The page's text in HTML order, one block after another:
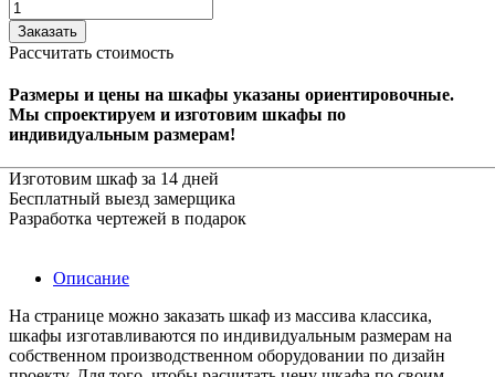
Заказать
Рассчитать стоимость
Размеры и цены на шкафы указаны ориентировочные.
Мы спроектируем и изготовим шкафы по
индивидуальным размерам!
Изготовим шкаф за 14 дней
Бесплатный выезд замерщика
Разработка чертежей в подарок
Описание
На странице можно заказать шкаф из массива классика,
шкафы изготавливаются по индивидуальным размерам на
собственном производственном оборудовании по дизайн